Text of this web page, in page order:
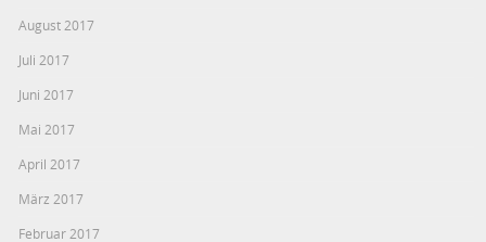
August 2017
Juli 2017
Juni 2017
Mai 2017
April 2017
März 2017
Februar 2017